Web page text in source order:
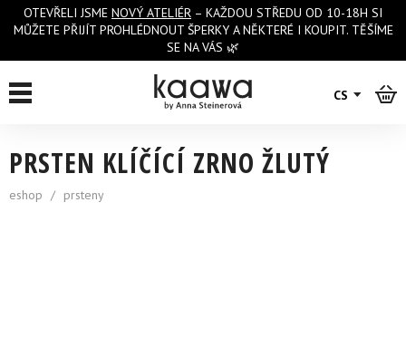
OTEVŘELI JSME NOVÝ ATELIÉR – KAŽDOU STŘEDU OD 10-18H SI
MŮŽETE PŘIJÍT PROHLÉDNOUT ŠPERKY A NĚKTERÉ I KOUPIT. TĚŠÍME
SE NA VÁS 🌿
CS
zpět na výpis
PRSTEN KLÍČÍCÍ ZRNO ŽLUTÝ
eshop / prsteny